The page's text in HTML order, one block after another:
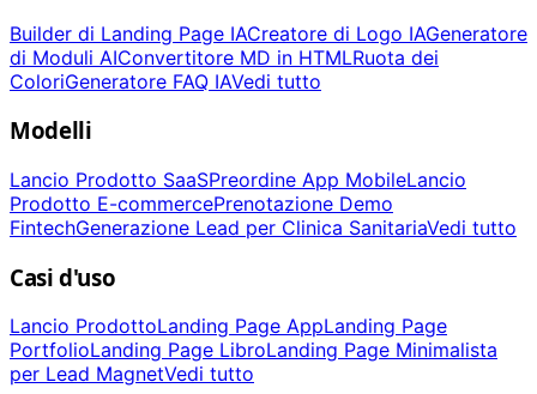
Builder di Landing Page IACreatore di Logo IAGeneratore
di Moduli AIConvertitore MD in HTMLRuota dei
ColoriGeneratore FAQ IAVedi tutto
Modelli
Lancio Prodotto SaaSPreordine App MobileLancio
Prodotto E-commercePrenotazione Demo
FintechGenerazione Lead per Clinica SanitariaVedi tutto
Casi d'uso
Lancio ProdottoLanding Page AppLanding Page
PortfolioLanding Page LibroLanding Page Minimalista
per Lead MagnetVedi tutto